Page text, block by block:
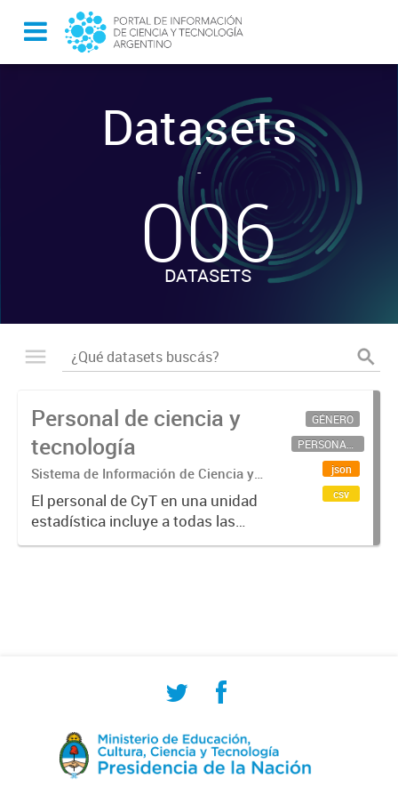
Datasets
-
006
DATASETS
Personal de ciencia y
tecnología
Sistema de Información de Ciencia y
Tecnología Argentino (SICYTAR)
El personal de CyT en una unidad
estadística incluye a todas las
personas involucradas
GÉNERO
PERSONAL CIENTÍFICO-TECNOLÓGICO
json
csv